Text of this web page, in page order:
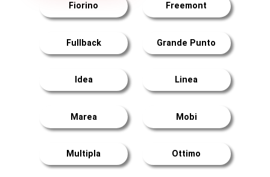
Fiorino Freemont
Fullback Grande Punto
Idea Linea
Marea Mobi
Multipla Ottimo